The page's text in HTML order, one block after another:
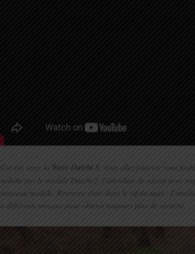
Cet été, avec la Wave Daichi 3, vous allez pouvoir vous
séduite par le modèle Daichi 2, j’attendais de savoir avec
nouveau modèle. Rentrons donc dans le vif du sujet :
à différents niveaux pour obtenir toujours plus de sécurité.